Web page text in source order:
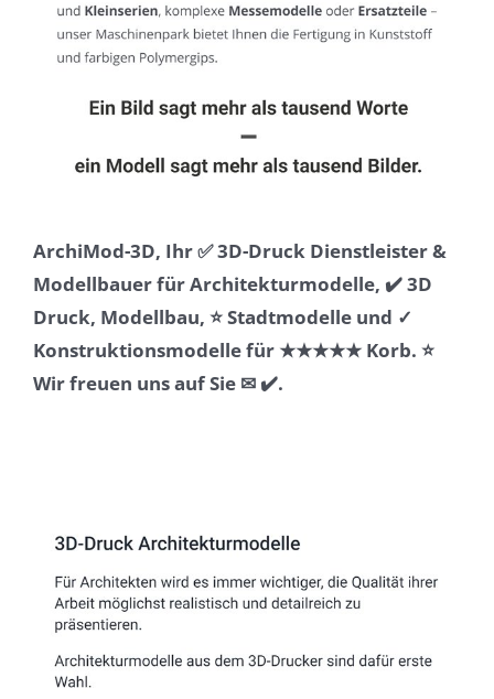
ArchiMod-3D, Ihr ✅ 3D-Druck Dienstleister &
Modellbauer für Architekturmodelle, ✔️ 3D
Druck, Modellbau, ⭐ Stadtmodelle und ✓
Konstruktionsmodelle für ★★★★★ Korb. ⭐
Wir freuen uns auf Sie ✉ ✔️.